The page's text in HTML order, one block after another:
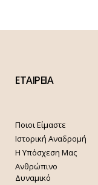
ΕΤΑΙΡΕΙΑ
Ποιοι Είμαστε
Ιστορική Αναδρομή
Η Υπόσχεση Μας
Ανθρώπινο
Δυναμικό